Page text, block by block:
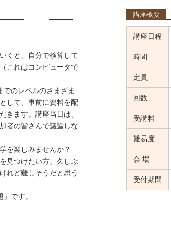
くと、自分で検算して
これはコンピュータで
のレベルのさまざま
して、事前に資料を配
きます。講座当日は、
者の皆さんで議論しな
を楽しみませんか？
見つけたい方、久しぶ
れど難しそうだと思う
です。
講座概要
講座日程
時間
定員
回数
受講料
難易度
会 場
受付期間